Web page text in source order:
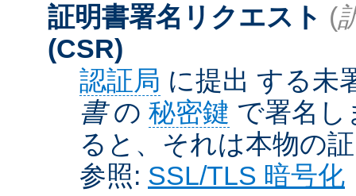
証明書署名リクエスト (
(CSR)
認証局 に提出 する未
書の 秘密鍵 で署名し
ると、それは本物の
参照: SSL/TLS 暗号化